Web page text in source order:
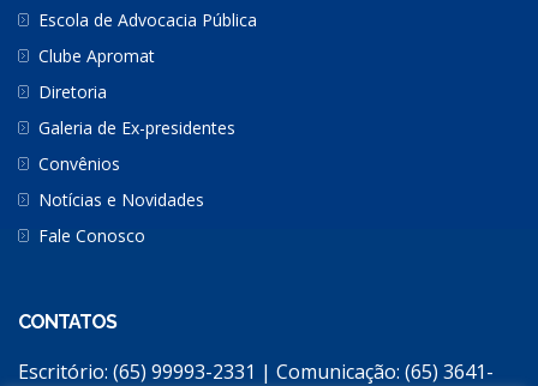
Escola de Advocacia Pública
Clube Apromat
Diretoria
Galeria de Ex-presidentes
Convênios
Notícias e Novidades
Fale Conosco
CONTATOS
Escritório: (65) 99993-2331 | Comunicação: (65) 3641-